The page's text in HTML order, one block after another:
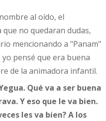
al oído, el
no quedaran dudas,
mencionando a "Panam"
pensé que era buena
de la animadora infantil.
Qué va a ser buena
Y eso que le va bien.
les va bien? A los